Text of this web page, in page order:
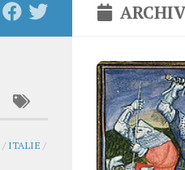
/ ITALIE /